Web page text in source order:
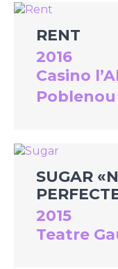
RENT
2016
Casino
Poblenou
SUGAR
2015
Teatre